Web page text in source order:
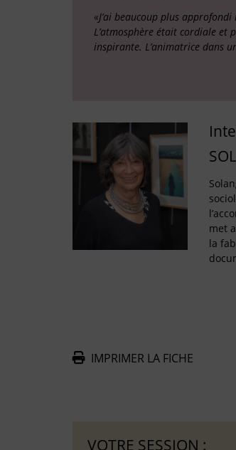
«J’ai beaucoup plus
L’atmosphère était cordiale et
inspirante. L’animatrice dans
met
la
IMPRIMER LA FICHE
VOTRE SESSION :